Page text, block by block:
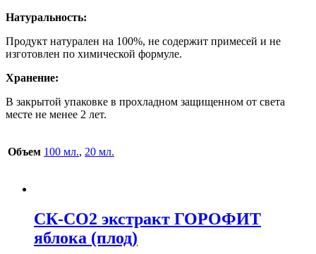
Натуральность:
Продукт натурален на 100%, не содержит примесей и не
изготовлен по химической формуле.
Хранение:
В закрытой упаковке в прохладном защищенном от света
месте не менее 2 лет.
Объем 100 мл., 20 мл.
СК-СО2 экстракт ГОРОФИТ
яблока (плод)